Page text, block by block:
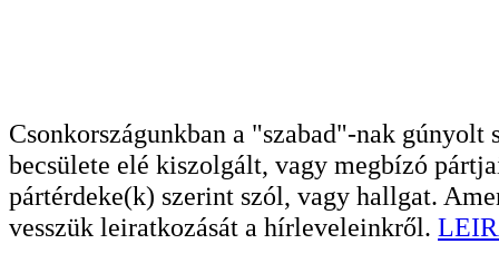
Csonkországunkban a "szabad"-nak
becsülete elé kiszolgált, vagy megbízó
pártérdeke(k) szerint szól, vagy hallgat.
vesszük leiratkozását a hírleveleinkről.